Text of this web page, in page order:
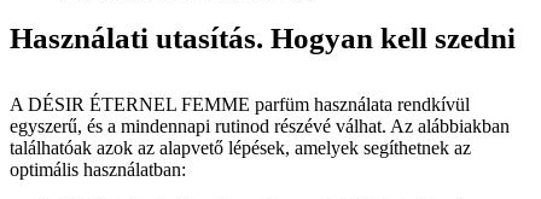
Használati utasítás. Hogyan kell szedni
A DÉSIR ÉTERNEL FEMME parfüm használata rendkívül
egyszerű, és a mindennapi rutinod részévé válhat. Az alábbiakban
találhatóak azok az alapvető lépések, amelyek segíthetnek az
optimális használatban: